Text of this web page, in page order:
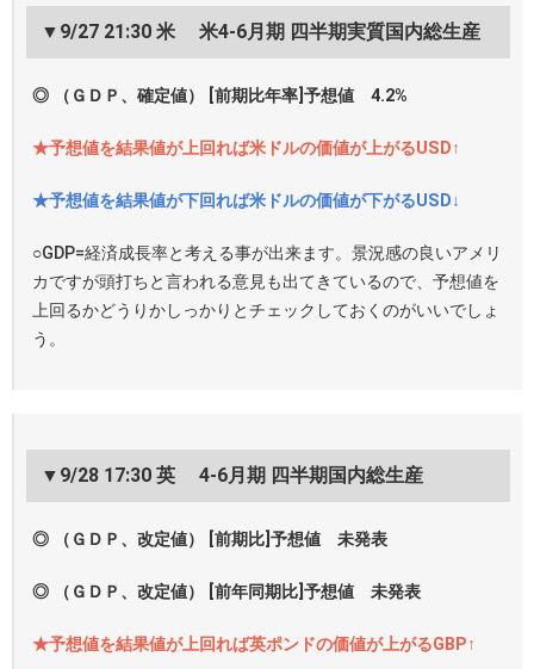
▼9/27 21:30 米 米4-6月期 四半期実質国内総生産
◎ （ＧＤＰ、確定値） [前期比年率]予想値 4.2%
★予想値を結果値が上回れば米ドルの価値が上がるUSD↑
★予想値を結果値が下回れば米ドルの価値が下がるUSD↓
○GDP=経済成長率と考える事が出来ます。景況感の良いアメリ
カですが頭打ちと言われる意見も出てきているので、予想値を
上回るかどうりかしっかりとチェックしておくのがいいでしょ
う。
▼9/28 17:30 英 4-6月期 四半期国内総生産
◎ （ＧＤＰ、改定値） [前期比]予想値 未発表
◎ （ＧＤＰ、改定値） [前年同期比]予想値 未発表
★予想値を結果値が上回れば英ポンドの価値が上がるGBP↑